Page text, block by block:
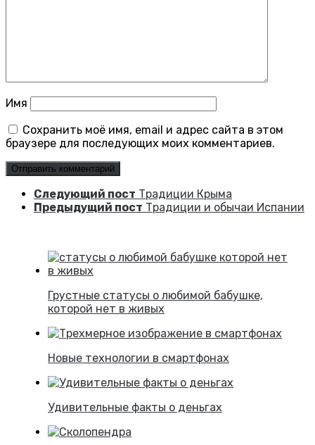
Имя
Сохранить моё имя, email и адрес сайта в этом
браузере для последующих моих комментариев.
Следующий пост Традиции Крыма
Предыдущий пост Традиции и обычаи Испании
Грустные статусы о любимой бабушке,
которой нет в живых
Новые технологии в смартфонах
Удивительные факты о деньгах